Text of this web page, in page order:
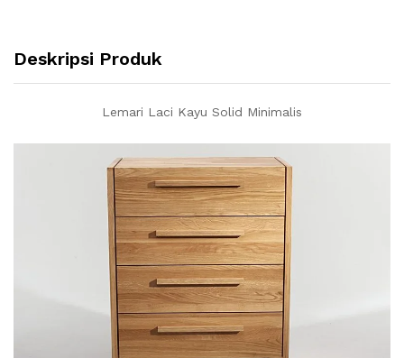
Deskripsi Produk
Lemari Laci Kayu Solid Minimalis